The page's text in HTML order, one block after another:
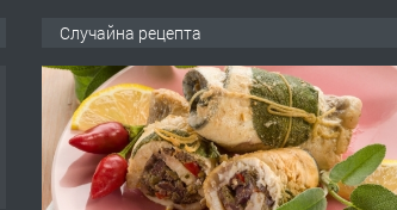
Случайна рецепта